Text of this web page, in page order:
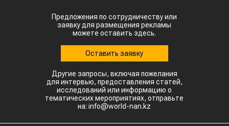
Предложения по сотрудничеству или
заявку для размещения рекламы
можете оставить здесь.
Оставить заявку
Другие запросы, включая пожелания
для интервью, предоставления статей,
исследований или информацию о
тематических мероприятиях, отправьте
на: info@world-nan.kz